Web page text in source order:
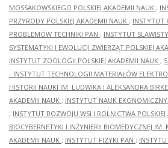
MOSSAKOWSKIEGO POLSKIEJ AKADEMII NAUK ;
PRZYRODY POLSKIEJ AKADEMII NAUK ; INSTYTUT
PROBLEMÓW TECHNIKI PAN ; INSTYTUT
SYSTEMATYKI I EWOLUCJI ZWIERZĄT POLSKIEJ
INSTYTUT ZOOLOGII POLSKIEJ AKADEMII NAUK ;
- INSTYTUT TECHNOLOGII MATERIAŁÓW
HISTORII NAUKI IM. LUDWIKA I ALEKSANDRA
AKADEMII NAUK ; INSTYTUT NAUK
; INSTYTUT ROZWOJU WSI I ROLNICTWA
BIOCYBERNETYKI I INŻYNIERII BIOMEDYCZNEJ IM.
AKADEMII NAUK ; INSTYTUT FIZYKI PAN ;